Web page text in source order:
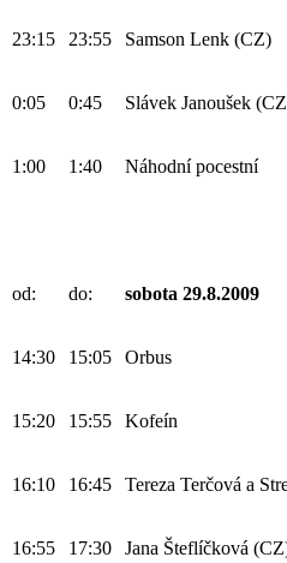
23:15 23:55 Samson Lenk (CZ)
0:05 0:45 Slávek Janoušek
1:00 1:40 Náhodní pocestní
od: do: sobota 29.8.2009
14:30 15:05 Orbus
15:20 15:55 Kofeín
16:10 16:45 Tereza Terčová a
16:55 17:30 Jana Šteflíčková